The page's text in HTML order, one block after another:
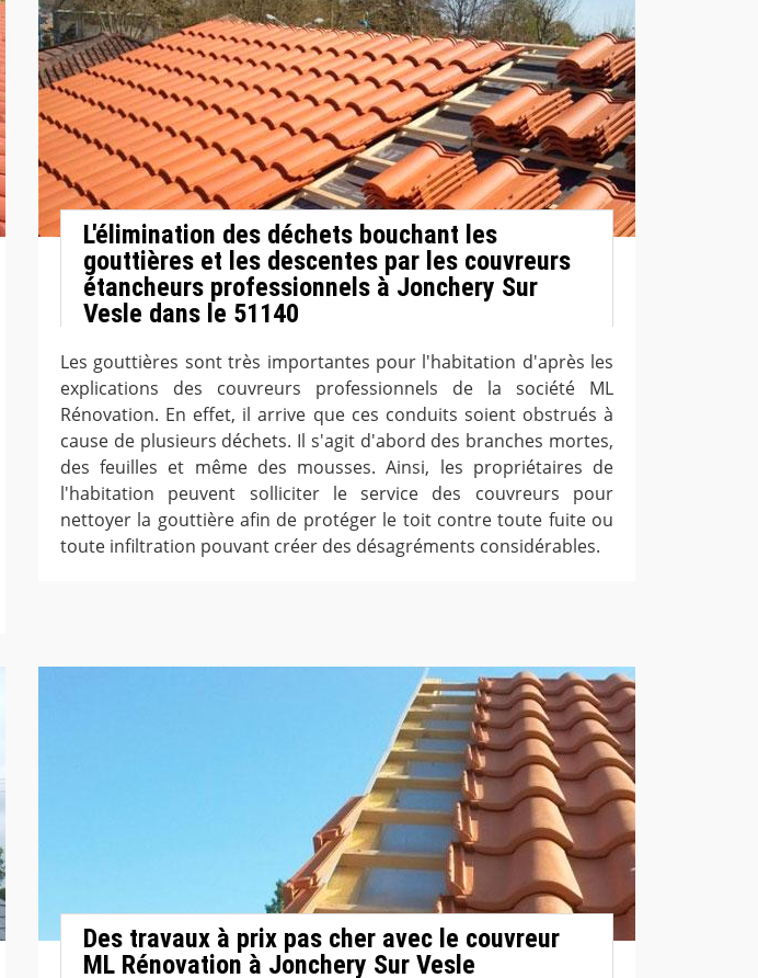
L'élimination des déchets bouchant les
gouttières et les descentes par les couvreurs
étancheurs professionnels à Jonchery Sur
Vesle dans le 51140
Les gouttières sont très importantes pour l'habitation d'après les
explications des couvreurs professionnels de la société ML
Rénovation. En effet, il arrive que ces conduits soient obstrués à
cause de plusieurs déchets. Il s'agit d'abord des branches mortes,
des feuilles et même des mousses. Ainsi, les propriétaires de
l'habitation peuvent solliciter le service des couvreurs pour
nettoyer la gouttière afin de protéger le toit contre toute fuite ou
toute infiltration pouvant créer des désagréments considérables.
Des travaux à prix pas cher avec le couvreur
ML Rénovation à Jonchery Sur Vesle